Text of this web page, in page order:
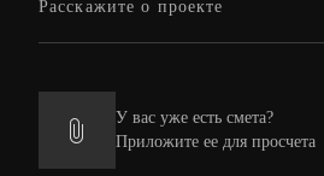
У вас уже есть смета?
Приложите ее для просчета